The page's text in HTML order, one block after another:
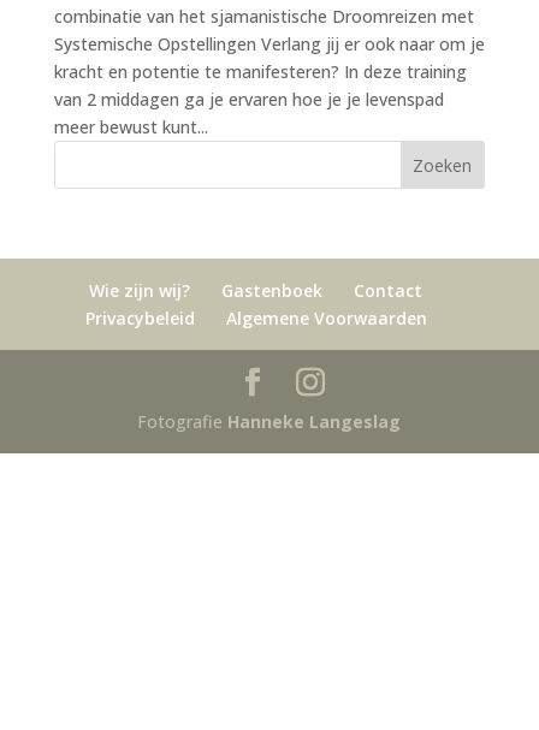
combinatie van het sjamanistische Droomreizen met
Systemische Opstellingen Verlang jij er ook naar om je
kracht en potentie te manifesteren? In deze training
van 2 middagen ga je ervaren hoe je je levenspad
meer bewust kunt...
Wie zijn wij? Gastenboek
Contact
Privacybeleid
Algemene Voorwaarden
Fotografie Hanneke Langeslag